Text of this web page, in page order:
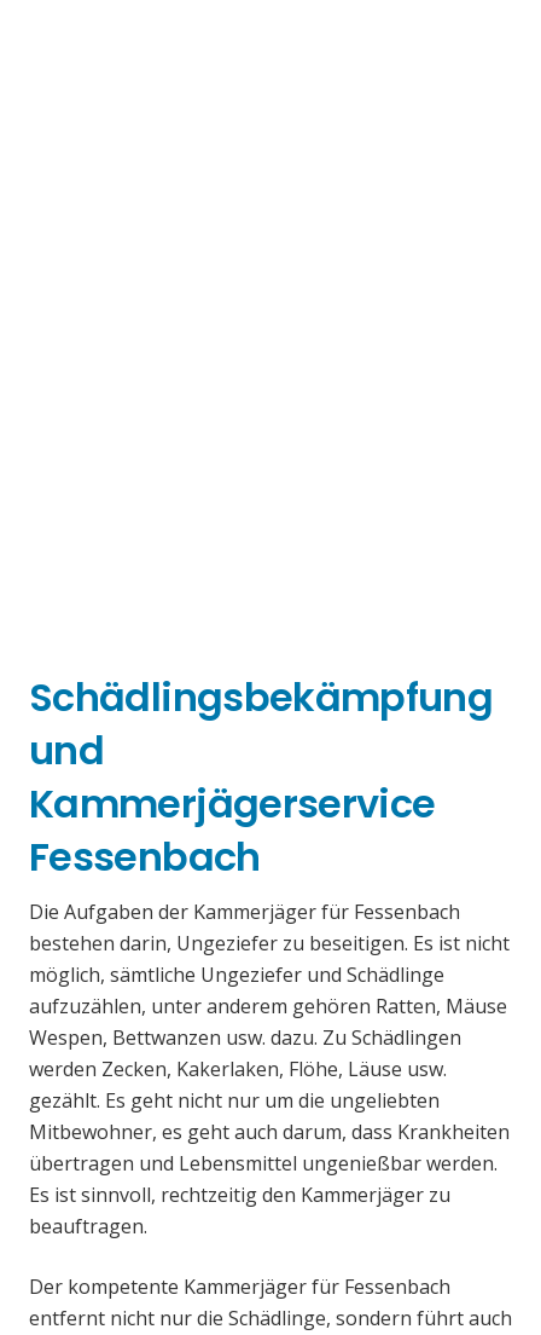
Schädlingsbekämpfung
und
Kammerjägerservice
Fessenbach
Die Aufgaben der Kammerjäger für Fessenbach
bestehen darin, Ungeziefer zu beseitigen. Es ist nicht
möglich, sämtliche Ungeziefer und Schädlinge
aufzuzählen, unter anderem gehören Ratten, Mäuse
Wespen, Bettwanzen usw. dazu. Zu Schädlingen
werden Zecken, Kakerlaken, Flöhe, Läuse usw.
gezählt. Es geht nicht nur um die ungeliebten
Mitbewohner, es geht auch darum, dass Krankheiten
übertragen und Lebensmittel ungenießbar werden.
Es ist sinnvoll, rechtzeitig den Kammerjäger zu
beauftragen.
Der kompetente Kammerjäger für Fessenbach
entfernt nicht nur die Schädlinge, sondern führt auch